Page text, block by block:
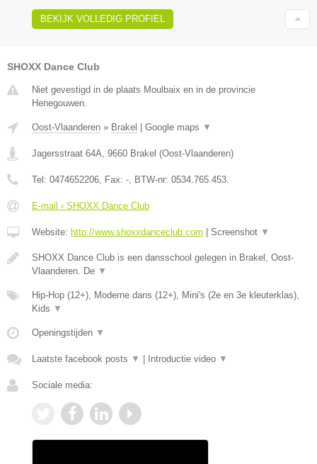
BEKIJK VOLLEDIG PROFIEL
SHOXX Dance Club
Niet gevestigd in de plaats Moulbaix en in de provincie
Henegouwen.
Oost-Vlaanderen » Brakel | Google maps ▼
Jagersstraat 64A 9660 Brakel (Oost-Vlaanderen)
Tel: 0474652206 , Fax: - , BTW-nr: 0534.765.453.
E-mail › SHOXX Dance Club
Website: http://www.shoxxdanceclub.com | Screenshot ▼
SHOXX Dance Club is een dansschool gelegen in Brakel, Oost-
Vlaanderen. De ▼
Hip-Hop (12+), Moderne dans (12+), Mini's (2e en 3e kleuterklas),
Kids ▼
Openingstijden ▼
Laatste facebook posts ▼ | Introductie video ▼
Sociale media: